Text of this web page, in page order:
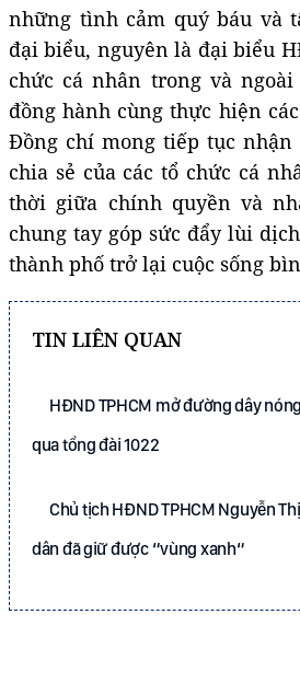
những tình cảm quý báu và
đại biểu, nguyên là đại biểu
chức cá nhân trong và
đồng hành cùng thực hiện
Đồng chí mong tiếp tục nhận
chia sẻ của các tổ chức cá
thời giữa chính quyền và
chung tay góp sức đẩy lùi
thành phố trở lại cuộc sống
TIN LIÊN QUAN
HĐND TPHCM mở đường dây
qua tổng đài 1022
Chủ tịch HĐND TPHCM Nguyễn
dân đã giữ được “vùng xanh“